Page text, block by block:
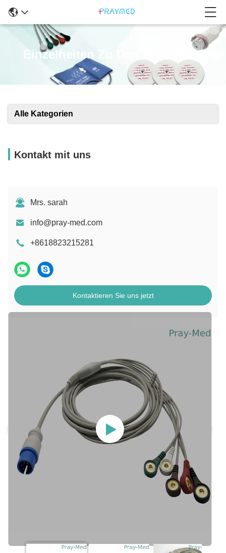
Einzelheiten Zu Den Produkten
Alle Kategorien
Kontakt mit uns
Mrs. sarah
info@pray-med.com
+8618823215281
Kontaktieren Sie uns jetzt